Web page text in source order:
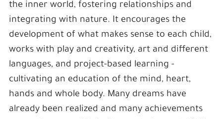
the inner world, fostering relationships and
integrating with nature. It encourages the
development of what makes sense to each child,
works with play and creativity, art and different
languages, and project-based learning -
cultivating an education of the mind, heart,
hands and whole body. Many dreams have
already been realized and many achievements